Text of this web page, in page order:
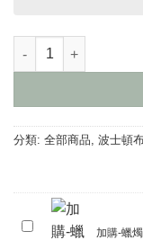
草莓鮮果．波士頓布蕾
分類: 全部商品 波士頓
加
加購-蠟燭